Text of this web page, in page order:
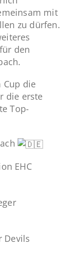
mit
zu dürfen.
den
die
die erste
Top-
EHC
Devils